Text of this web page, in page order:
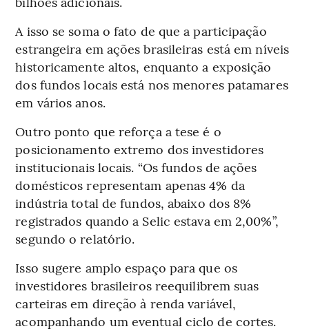
A isso se soma o fato de que a participação
estrangeira em ações brasileiras está em níveis
historicamente altos, enquanto a exposição
dos fundos locais está nos menores patamares
em vários anos.
Outro ponto que reforça a tese é o
posicionamento extremo dos investidores
institucionais locais. “Os fundos de ações
domésticos representam apenas 4% da
indústria total de fundos, abaixo dos 8%
registrados quando a Selic estava em 2,00%”,
segundo o relatório.
Isso sugere amplo espaço para que os
investidores brasileiros reequilibrem suas
carteiras em direção à renda variável,
acompanhando um eventual ciclo de cortes.